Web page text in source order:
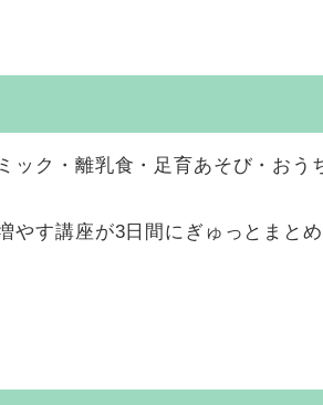
ック・離乳食・足育あそび・おう
やす講座が3日間にぎゅっとまと